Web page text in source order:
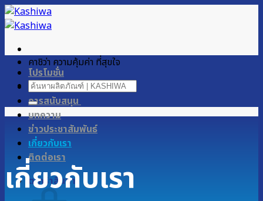
ข้าม
ไป
เนื้อหา
โปรโมชั่น
ผลิตภัณฑ์ของเรา
การสนับสนุน
บทความ
ข่าวประชาสัมพันธ์
เกี่ยวกับเรา
ติดต่อเรา
ตะกร้าสินค้า
คาชิว่า ความคุ้มค่า ที่สุขใจ
ค้นหา:
เกี่ยวกับเรา